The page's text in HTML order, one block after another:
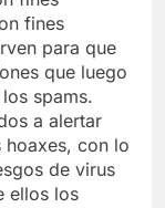
fines
para que
que luego
spams.
a alertar
con lo
de virus
ellos los